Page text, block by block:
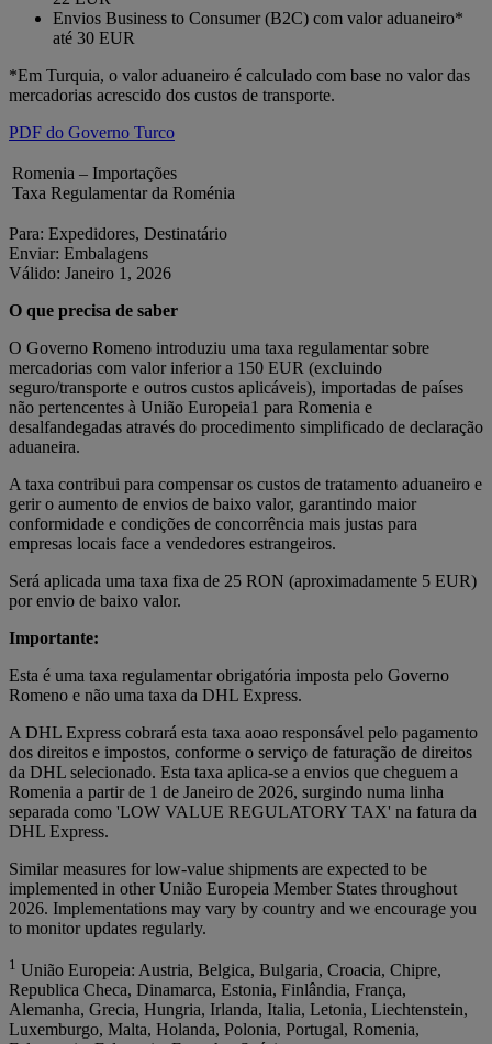
Envios Business to Consumer (B2C) com valor aduaneiro*
até 30 EUR
*Em Turquia, o valor aduaneiro é calculado com base no valor das
mercadorias acrescido dos custos de transporte.
PDF do Governo Turco
Romenia – Importações
Taxa Regulamentar da Roménia
Para: Expedidores, Destinatário
Enviar: Embalagens
Válido: Janeiro 1, 2026
O que precisa de saber
O Governo Romeno introduziu uma taxa regulamentar sobre
mercadorias com valor inferior a 150 EUR (excluindo
seguro/transporte e outros custos aplicáveis), importadas de países
não pertencentes à União Europeia1 para Romenia e
desalfandegadas através do procedimento simplificado de declaração
aduaneira.
A taxa contribui para compensar os custos de tratamento aduaneiro e
gerir o aumento de envios de baixo valor, garantindo maior
conformidade e condições de concorrência mais justas para
empresas locais face a vendedores estrangeiros.
Será aplicada uma taxa fixa de 25 RON (aproximadamente 5 EUR)
por envio de baixo valor.
Importante:
Esta é uma taxa regulamentar obrigatória imposta pelo Governo
Romeno e não uma taxa da DHL Express.
A DHL Express cobrará esta taxa aoao responsável pelo pagamento
dos direitos e impostos, conforme o serviço de faturação de direitos
da DHL selecionado. Esta taxa aplica‑se a envios que cheguem a
Romenia a partir de 1 de Janeiro de 2026, surgindo numa linha
separada como 'LOW VALUE REGULATORY TAX' na fatura da
DHL Express.
Similar measures for low-value shipments are expected to be
implemented in other União Europeia Member States throughout
2026. Implementations may vary by country and we encourage you
to monitor updates regularly.
1 União Europeia: Austria, Belgica, Bulgaria, Croacia, Chipre,
Republica Checa, Dinamarca, Estonia, Finlândia, França,
Alemanha, Grecia, Hungria, Irlanda, Italia, Letonia, Liechtenstein,
Luxemburgo, Malta, Holanda, Polonia, Portugal, Romenia,